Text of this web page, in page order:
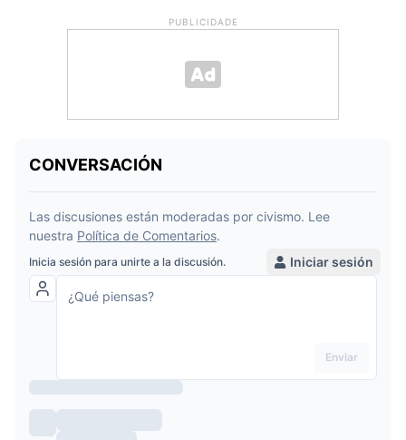
PUBLICIDADE